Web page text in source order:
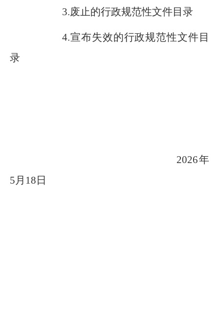
3.废止的行政规范性文件目录
4.宣布失效的行政规范性文件目
录
2026年
5月 18 日